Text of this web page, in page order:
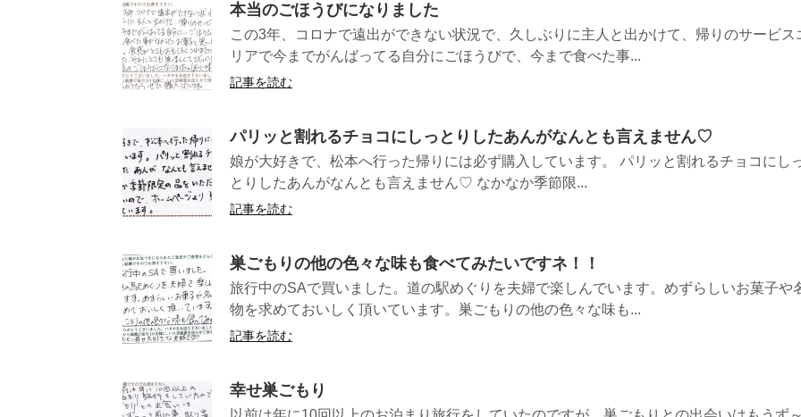
本当のごほうびになりました
この3年、コロナで遠出ができない状況で、久しぶりに主人と出かけて、帰りのサービス
リアで今までがんばってる自分にごほうびで、今まで食べた事...
記事を読む
パリッと割れるチョコにしっとりしたあんがなんとも言えません♡
娘が大好きで、松本へ行った帰りには必ず購入しています。 パリッと割れるチョコにし
とりしたあんがなんとも言えません♡ なかなか季節限...
記事を読む
巣ごもりの他の色々な味も食べてみたいですネ！！
旅行中のSAで買いました。道の駅めぐりを夫婦で楽しんでいます。めずらしいお菓子や
物を求めておいしく頂いています。巣ごもりの他の色々な味も...
記事を読む
幸せ巣ごもり